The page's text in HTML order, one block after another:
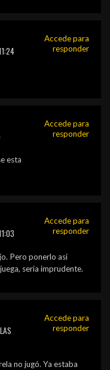
Accede para
responder
esta
Accede para
responder
Pero ponerlo asi
seria imprudente.
Accede para
responder
no jugó. Ya estaba
Accede para
responder